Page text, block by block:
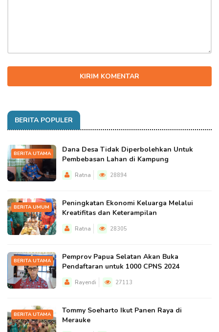
KIRIM KOMENTAR
BERITA POPULER
BERITA UTAMA
Dana Desa Tidak Diperbolehkan Untuk
Pembebasan Lahan di Kampung
Ratna 28894
BERITA UMUM
Peningkatan Ekonomi Keluarga Melalui
Kreatifitas dan Keterampilan
Ratna 28305
BERITA UTAMA
Pemprov Papua Selatan Akan Buka
Pendaftaran untuk 1000 CPNS 2024
Rayendi 27113
BERITA UTAMA
Tommy Soeharto Ikut Panen Raya di
Merauke